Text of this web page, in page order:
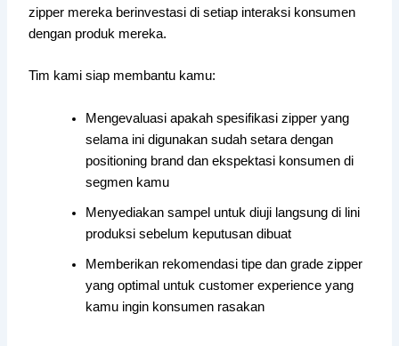
zipper mereka berinvestasi di setiap interaksi konsumen
dengan produk mereka.
Tim kami siap membantu kamu:
Mengevaluasi apakah spesifikasi zipper yang
selama ini digunakan sudah setara dengan
positioning brand dan ekspektasi konsumen di
segmen kamu
Menyediakan sampel untuk diuji langsung di lini
produksi sebelum keputusan dibuat
Memberikan rekomendasi tipe dan grade zipper
yang optimal untuk customer experience yang
kamu ingin konsumen rasakan